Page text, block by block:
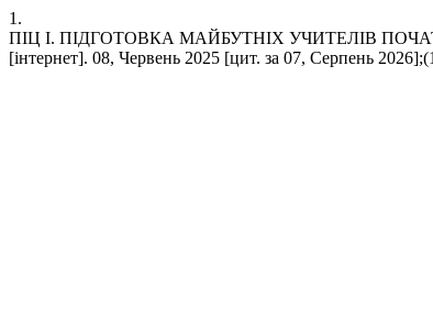
1.
ПІЦ І. ПІДГОТОВКА МАЙБУТНІХ УЧИТЕЛІВ
[інтернет]. 08, Червень 2025 [цит. за 07, Серпень